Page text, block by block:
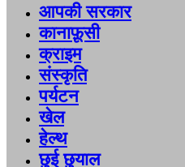
आपकी सरकार
कानाफ़ूसी
क्राइम
संस्कृति
पर्यटन
खेल
हेल्थ
छुई छुयाल